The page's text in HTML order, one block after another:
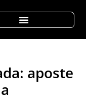
aposte